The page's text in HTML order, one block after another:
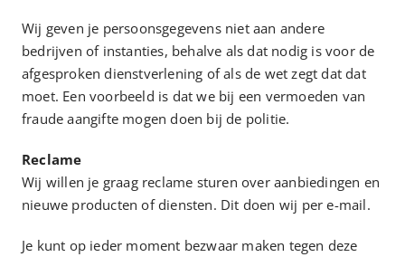
Wij geven je persoonsgegevens niet aan andere
bedrijven of instanties, behalve als dat nodig is voor de
afgesproken dienstverlening of als de wet zegt dat dat
moet. Een voorbeeld is dat we bij een vermoeden van
fraude aangifte mogen doen bij de politie.
Reclame
Wij willen je graag reclame sturen over aanbiedingen en
nieuwe producten of diensten. Dit doen wij per e-mail.
Je kunt op ieder moment bezwaar maken tegen deze